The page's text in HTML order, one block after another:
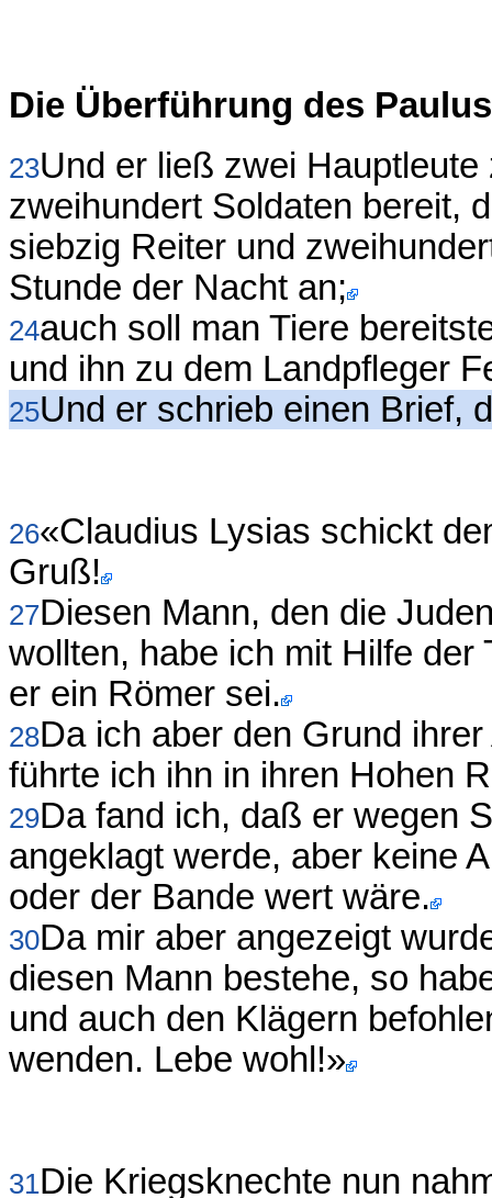
Die Überführung des
23Und er ließ zwei
zweihundert Soldaten bereit,
siebzig Reiter und
Stunde der Nacht an;
24auch soll man Tiere
und ihn zu dem Landpfleger
25Und er schrieb einen Brief,
26«Claudius Lysias schickt
Gruß!
27Diesen Mann, den die
wollten, habe ich mit Hilfe
er ein Römer sei.
28Da ich aber den Grund
führte ich ihn in ihren Hohen
29Da fand ich, daß er wegen
angeklagt werde, aber keine
oder der Bande wert wäre.
30Da mir aber angezeigt
diesen Mann bestehe, so
und auch den Klägern
wenden. Lebe wohl!»
31Die Kriegsknechte nun